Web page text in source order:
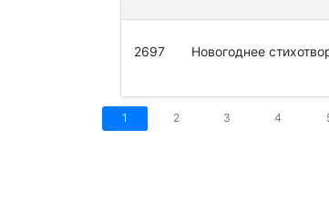
2697 Новогоднее
1 2 3 4